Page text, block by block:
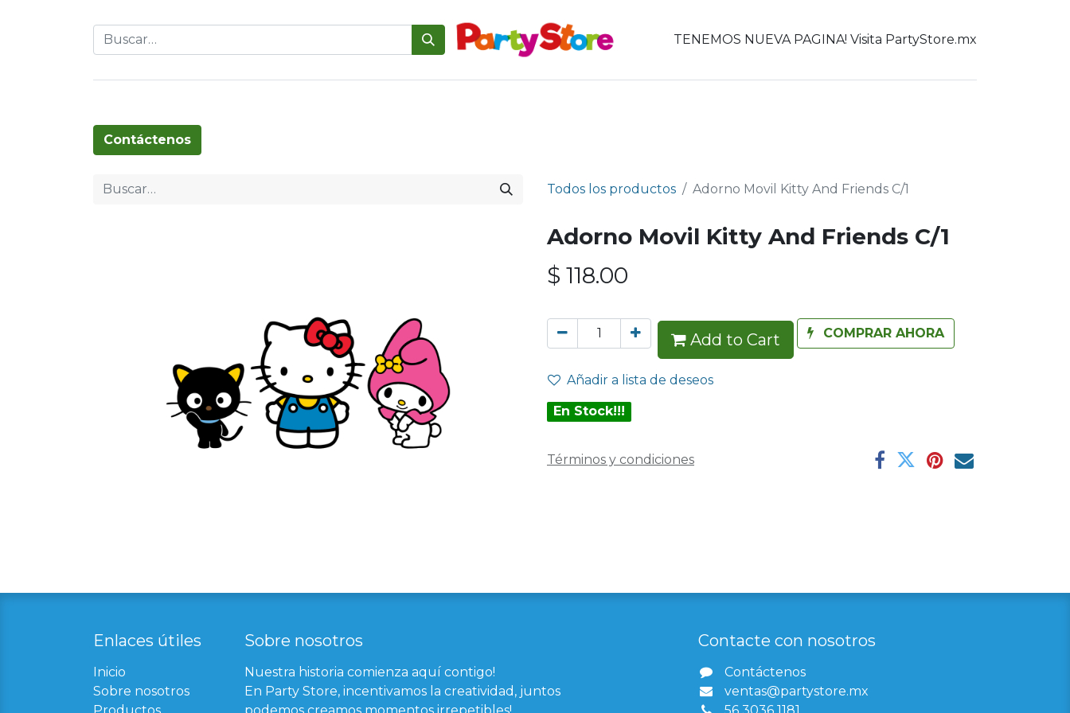
TENEMOS NUEVA PAGINA! Visita PartyStore.mx
Contáctenos
Todos los productos Adorno Movil Kitty And Friends C/1
Adorno Movil Kitty And Friends C/1
$ 118.00
Add to Cart COMPRAR AHORA
Añadir a lista de deseos
En Stock!!!
Términos y condiciones
Enlaces útil​es
Inicio
Sobre nosotros
Sobre nosotros
Nuestra historia comienza aquí contigo!
En Party Store, incentivamos la creatividad, juntos
Contacte con nosotros
Contáctenos
ventas@partystore.mx